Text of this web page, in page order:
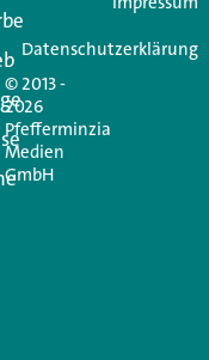
© 2013 -
2026
Pfefferminzia
Medien
GmbH
Datenschutzerklärung